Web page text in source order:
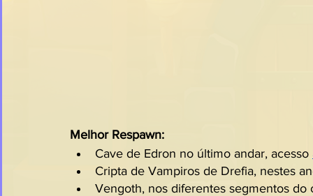
Melhor Respawn:
Cave de Edron no último andar, acesso
Cripta de Vampiros de Drefia, nestes
Vengoth, nos diferentes segmentos